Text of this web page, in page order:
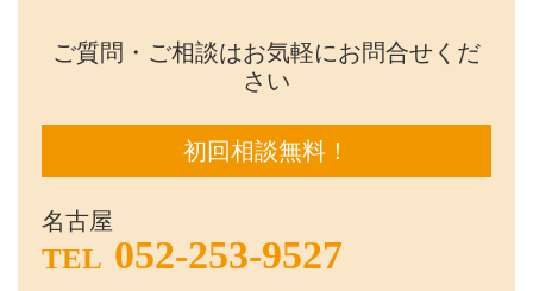
ご質問・ご相談はお気軽にお問合せくだ
さい
初回相談無料！
名古屋
TEL 052-253-9527